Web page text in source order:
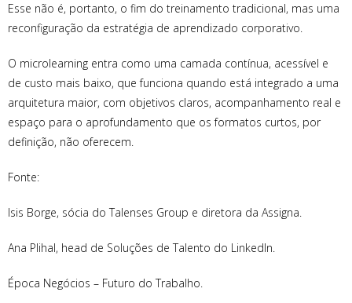
Esse não é, portanto, o fim do treinamento tradicional, mas uma
reconfiguração da estratégia de aprendizado corporativo.
O microlearning entra como uma camada contínua, acessível e
de custo mais baixo, que funciona quando está integrado a uma
arquitetura maior, com objetivos claros, acompanhamento real e
espaço para o aprofundamento que os formatos curtos, por
definição, não oferecem.
Fonte:
Isis Borge, sócia do Talenses Group e diretora da Assigna.
Ana Plihal, head de Soluções de Talento do LinkedIn.
Época Negócios – Futuro do Trabalho.